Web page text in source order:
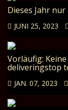
Dieses Jahr
JUNI 25, 2023
Vorläufig:
deliveringstop
JAN. 07, 2023